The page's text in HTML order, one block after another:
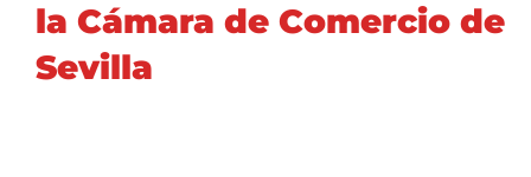
la Cámara de Comercio de
Sevilla